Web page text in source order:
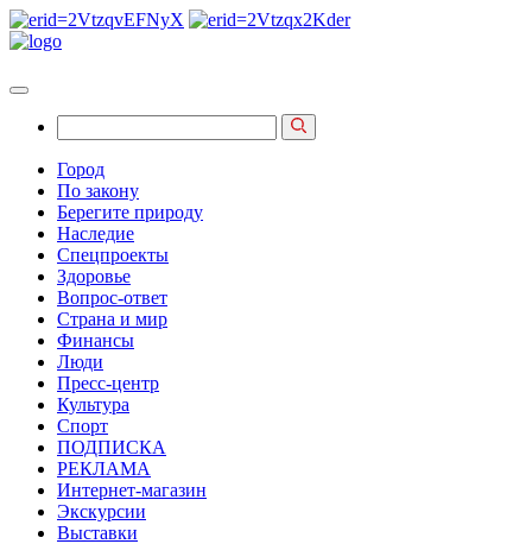
Город
По закону
Берегите природу
Наследие
Спецпроекты
Здоровье
Вопрос-ответ
Страна и мир
Финансы
Люди
Пресс-центр
Культура
Спорт
ПОДПИСКА
РЕКЛАМА
Интернет-магазин
Экскурсии
Выставки